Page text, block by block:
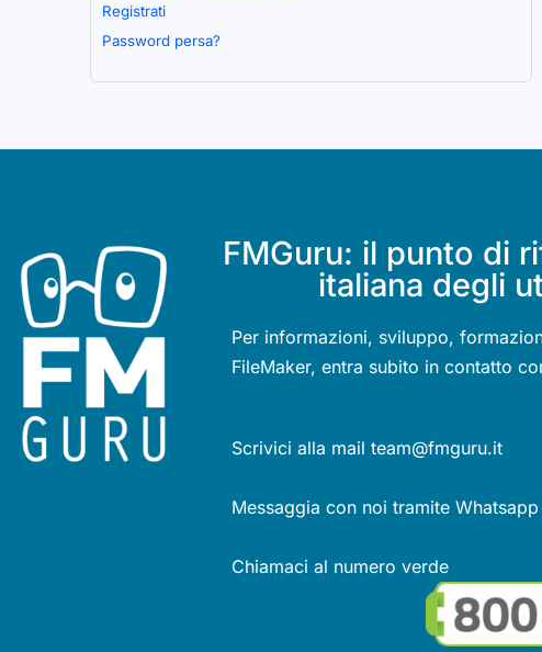
Registrati
Password persa?
FMGuru: il punto di
italiana degli
Per informazioni, sviluppo,
FileMaker, entra subito in contatto
Scrivici alla mail team@fmguru.it
Messaggia con noi tramite
Chiamaci al numero verde